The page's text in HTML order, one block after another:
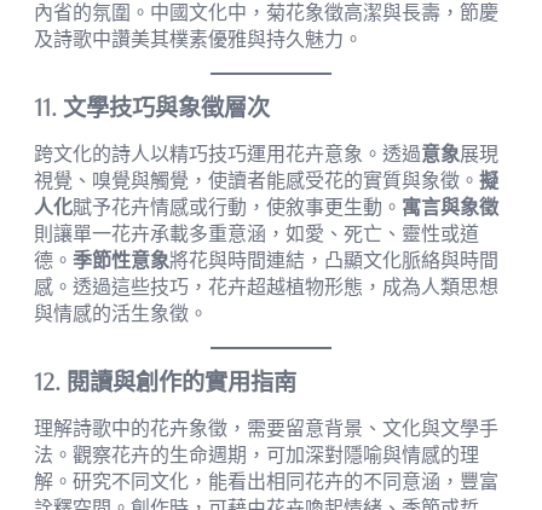
內省的氛圍。中國文化中，菊花象徵高潔與長壽，節慶
及詩歌中讚美其樸素優雅與持久魅力。
11. 文學技巧與象徵層次
跨文化的詩人以精巧技巧運用花卉意象。透過意象展現
視覺、嗅覺與觸覺，使讀者能感受花的實質與象徵。 擬
人化賦予花卉情感或行動，使敘事更生動。 寓言與象徵
則讓單一花卉承載多重意涵，如愛、死亡、靈性或道
德。 季節性意象將花與時間連結，凸顯文化脈絡與時間
感。透過這些技巧，花卉超越植物形態，成為人類思想
與情感的活生象徵。
12. 閱讀與創作的實用指南
理解詩歌中的花卉象徵，需要留意背景、文化與文學手
法。觀察花卉的生命週期，可加深對隱喻與情感的理
解。研究不同文化，能看出相同花卉的不同意涵，豐富